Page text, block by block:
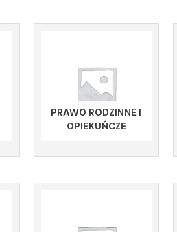
PRAWO RODZINNE I
OPIEKUŃCZE